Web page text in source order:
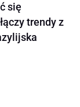
się
trendy z